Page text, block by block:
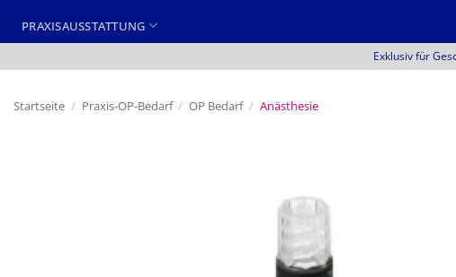
PRAXISAUSSTATTUNG
Exklusiv für
Startseite / Praxis-OP-Bedarf / OP Bedarf / Anästhesie